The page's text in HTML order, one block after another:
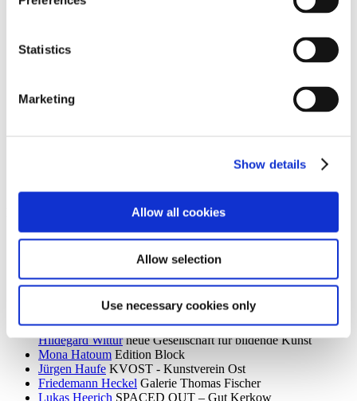
Statistics
Marketing
Show details
Allow all cookies
Allow selection
Use necessary cookies only
Monika Grabuschnigg
SPACED OUT – Gut Kerkow
Isabelle Graeff
Martin Groß
Kunstraum Kreuzberg/Bethanien
KVOST - Kunstverein Ost
Robert Haas Haus am Waldsee
Galerie Nordenhake
Villa Schöningen
Richard Hamilton Edition Block
KVOST - Kunstverein Ost
Harald Krainer, Lutz Marx, Herbert Meyer, Veronika Patzuda,
Hildegard Wittur neue Gesellschaft für bildende Kunst
Mona Hatoum Edition Block
Jürgen Haufe KVOST - Kunstverein Ost
Friedemann Heckel Galerie Thomas Fischer
Lukas Heerich SPACED OUT – Gut Kerkow